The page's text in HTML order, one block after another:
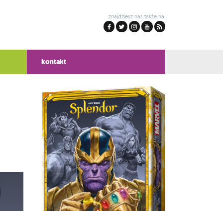
znajdziesz nas także na:
kontakt